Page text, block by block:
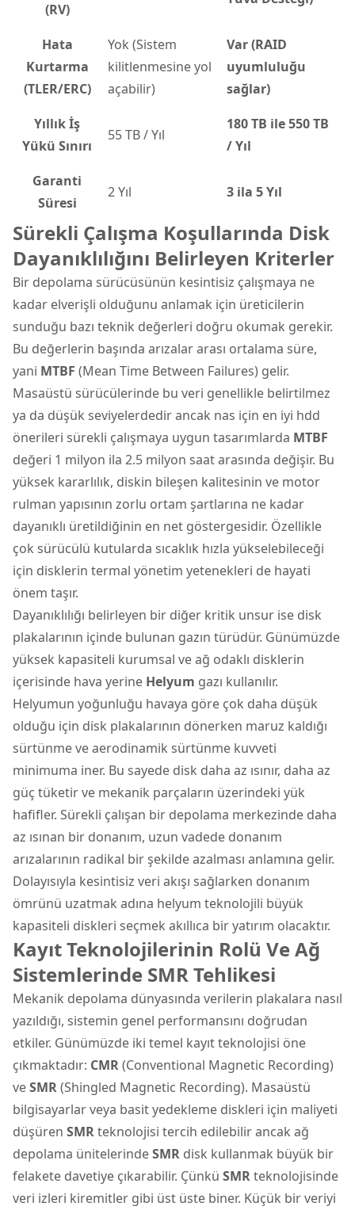
(RV)
Hata
Kurtarma
(TLER/ERC)
Yok (Sistem
kilitlenmesine yol
açabilir)
Var (RAID
uyumluluğu
sağlar)
Yıllık İş
Yükü Sınırı
55 TB / Yıl
180 TB ile 550 TB
/ Yıl
Garanti
Süresi
2 Yıl 3 ila 5 Yıl
Sürekli Çalışma Koşullarında Disk
Dayanıklılığını Belirleyen Kriterler
Bir depolama sürücüsünün kesintisiz çalışmaya ne
kadar elverişli olduğunu anlamak için üreticilerin
sunduğu bazı teknik değerleri doğru okumak gerekir.
Bu değerlerin başında arızalar arası ortalama süre,
yani MTBF (Mean Time Between Failures) gelir.
Masaüstü sürücülerinde bu veri genellikle belirtilmez
ya da düşük seviyelerdedir ancak nas için en iyi hdd
önerileri sürekli çalışmaya uygun tasarımlarda MTBF
değeri 1 milyon ila 2.5 milyon saat arasında değişir. Bu
yüksek kararlılık, diskin bileşen kalitesinin ve motor
rulman yapısının zorlu ortam şartlarına ne kadar
dayanıklı üretildiğinin en net göstergesidir. Özellikle
çok sürücülü kutularda sıcaklık hızla yükselebileceği
için disklerin termal yönetim yetenekleri de hayati
önem taşır.
Dayanıklılığı belirleyen bir diğer kritik unsur ise disk
plakalarının içinde bulunan gazın türüdür. Günümüzde
yüksek kapasiteli kurumsal ve ağ odaklı disklerin
içerisinde hava yerine Helyum gazı kullanılır.
Helyumun yoğunluğu havaya göre çok daha düşük
olduğu için disk plakalarının dönerken maruz kaldığı
sürtünme ve aerodinamik sürtünme kuvveti
minimuma iner. Bu sayede disk daha az ısınır, daha az
güç tüketir ve mekanik parçaların üzerindeki yük
hafifler. Sürekli çalışan bir depolama merkezinde daha
az ısınan bir donanım, uzun vadede donanım
arızalarının radikal bir şekilde azalması anlamına gelir.
Dolayısıyla kesintisiz veri akışı sağlarken donanım
ömrünü uzatmak adına helyum teknolojili büyük
kapasiteli diskleri seçmek akıllıca bir yatırım olacaktır.
Kayıt Teknolojilerinin Rolü Ve Ağ
Sistemlerinde SMR Tehlikesi
Mekanik depolama dünyasında verilerin plakalara nasıl
yazıldığı, sistemin genel performansını doğrudan
etkiler. Günümüzde iki temel kayıt teknolojisi öne
çıkmaktadır: CMR(Conventional Magnetic Recording)
veSMR(Shingled Magnetic Recording). Masaüstü
bilgisayarlar veya basit yedekleme diskleri için maliyeti
düşüren SMRteknolojisi tercih edilebilir ancak ağ
depolama ünitelerindeSMR disk kullanmak büyük bir
felakete davetiye çıkarabilir. Çünkü SMRteknolojisinde
veri izleri kiremitler gibi üst üste biner. Küçük bir veriyi